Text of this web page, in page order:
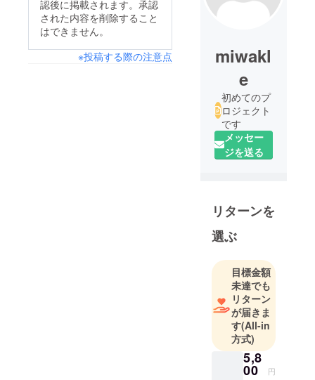
認後に掲載されます。承認
された内容を削除すること
はできません。
※投稿する際の注意点
miwakl
e
初めてのプ
ロジェクト
です
メッセー
ジを送る
リターンを
選ぶ
目標金額
未達でも
リターン
が届きま
す(All-in
方式)
5,8
00 円